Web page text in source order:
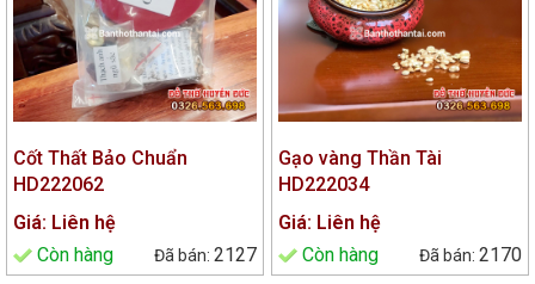
Cốt Thất Bảo Chuẩn
HD222062
Giá: Liên hệ
Còn hàng
2127
Gạo vàng Thần Tài
HD222034
Giá: Liên hệ
Còn hàng
2170